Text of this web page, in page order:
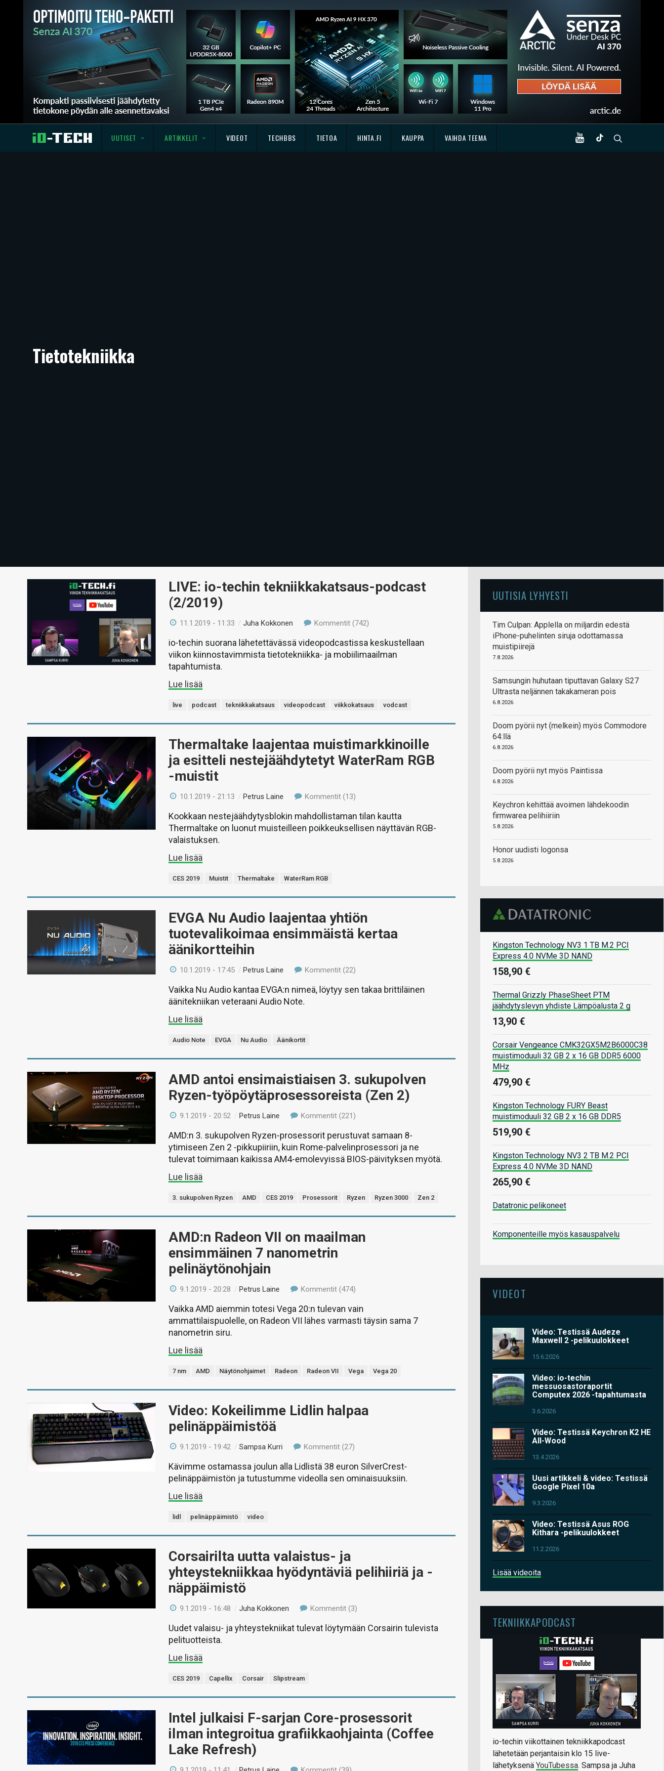
UUTISET ARTIKKELIT VIDEOT TECHBBS TIETOA HINTA.FI KAUPPA VAIHDA TEEMA
Tietotekniikka
LIVE: io-techin tekniikkakatsaus-podcast
(2/2019)
11.1.2019 - 11:33 /Juha Kokkonen Kommentit (742)
io-techin suorana lähetettävässä videopodcastissa keskustellaan
viikon kiinnostavimmista tietotekniikka- ja mobiilimaailman
tapahtumista.
Lue lisää
live podcast tekniikkakatsaus videopodcast viikkokatsaus vodcast
Thermaltake laajentaa muistimarkkinoille
ja esitteli nestejäähdytetyt WaterRam RGB
-muistit
10.1.2019 - 21:13 /Petrus Laine Kommentit (13)
Kookkaan nestejäähdytysblokin mahdollistaman tilan kautta
Thermaltake on luonut muisteilleen poikkeuksellisen näyttävän RGB-
valaistuksen.
Lue lisää
CES 2019 Muistit Thermaltake WaterRam RGB
EVGA Nu Audio laajentaa yhtiön
tuotevalikoimaa ensimmäistä kertaa
äänikortteihin
10.1.2019 - 17:45 /Petrus Laine Kommentit (22)
Vaikka Nu Audio kantaa EVGA:n nimeä, löytyy sen takaa brittiläinen
äänitekniikan veteraani Audio Note.
Lue lisää
Audio Note EVGA Nu Audio Äänikortit
AMD antoi ensimaistiaisen 3. sukupolven
Ryzen-työpöytäprosessoreista (Zen 2)
9.1.2019 - 20:52 /Petrus Laine Kommentit (221)
AMD:n 3. sukupolven Ryzen-prosessorit perustuvat samaan 8-
ytimiseen Zen 2 -pikkupiiriin, kuin Rome-palvelinprosessori ja ne
tulevat toimimaan kaikissa AM4-emolevyissä BIOS-päivityksen myötä.
Lue lisää
3. sukupolven Ryzen AMD CES 2019 Prosessorit Ryzen Ryzen 3000 Zen 2
AMD:n Radeon VII on maailman
ensimmäinen 7 nanometrin
pelinäytönohjain
9.1.2019 - 20:28 /Petrus Laine Kommentit (474)
Vaikka AMD aiemmin totesi Vega 20:n tulevan vain
ammattilaispuolelle, on Radeon VII lähes varmasti täysin sama 7
nanometrin siru.
Lue lisää
7 nm AMD Näytönohjaimet Radeon Radeon VII Vega Vega 20
Video: Kokeilimme Lidlin halpaa
pelinäppäimistöä
9.1.2019 - 19:42 /Sampsa Kurri Kommentit (27)
Kävimme ostamassa joulun alla Lidlistä 38 euron SilverCrest-
pelinäppäimistön ja tutustumme videolla sen ominaisuuksiin.
Lue lisää
lidl pelinäppäimistö video
Corsairilta uutta valaistus- ja
yhteystekniikkaa hyödyntäviä pelihiiriä ja -
näppäimistö
9.1.2019 - 16:48 /Juha Kokkonen Kommentit (3)
Uudet valaisu- ja yhteystekniikat tulevat löytymään Corsairin tulevista
pelituotteista.
Lue lisää
CES 2019 Capellix Corsair Slipstream
Intel julkaisi F-sarjan Core-prosessorit
ilman integroitua grafiikkaohjainta (Coffee
Lake Refresh)
UUTISIA LYHYESTI
Tim Culpan: Applella on miljardin edestä
iPhone-puhelinten siruja odottamassa
muistipiirejä
7.8.2026
Samsungin huhutaan tiputtavan Galaxy S27
Ultrasta neljännen takakameran pois
6.8.2026
Doom pyörii nyt (melkein) myös Commodore
64:llä
6.8.2026
Doom pyörii nyt myös Paintissa
6.8.2026
Keychron kehittää avoimen lähdekoodin
firmwarea pelihiiriin
5.8.2026
Honor uudisti logonsa
5.8.2026
Kingston Technology NV3 1 TB M.2 PCI
Express 4.0 NVMe 3D NAND
158,90 €
Thermal Grizzly PhaseSheet PTM
jäähdytyslevyn yhdiste Lämpöalusta 2 g
13,90 €
Corsair Vengeance CMK32GX5M2B6000C38
muistimoduuli 32 GB 2 x 16 GB DDR5 6000
MHz
479,90 €
Kingston Technology FURY Beast
muistimoduuli 32 GB 2 x 16 GB DDR5
519,90 €
Kingston Technology NV3 2 TB M.2 PCI
Express 4.0 NVMe 3D NAND
265,90 €
Datatronic pelikoneet
Komponenteille myös kasauspalvelu
VIDEOT
Video: Testissä Audeze
Maxwell 2 -pelikuulokkeet
15.6.2026
Video: io-techin
messuosastoraportit
Computex 2026 -tapahtumasta
3.6.2026
Video: Testissä Keychron K2 HE
All-Wood
13.4.2026
Uusi artikkeli & video: Testissä
Google Pixel 10a
9.3.2026
Video: Testissä Asus ROG
Kithara -pelikuulokkeet
11.2.2026
Lisää videoita
TEKNIIKKAPODCAST
io-techin viikottainen tekniikkapodcast
lähetetään perjantaisin klo 15 live-
lähetyksenä YouTubessa. Sampsa ja Juha